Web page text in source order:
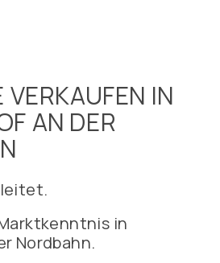
IN
AN DER
in
Nordbahn.